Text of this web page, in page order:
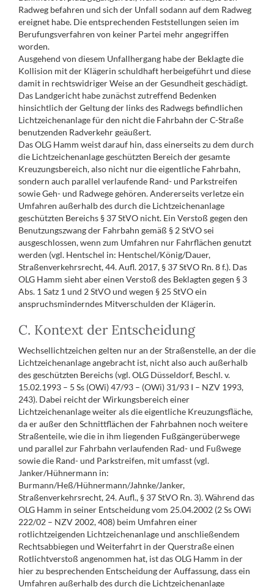
Radweg befahren und sich der Unfall sodann auf dem Radweg
ereignet habe. Die entsprechenden Feststellungen seien im
Berufungsverfahren von keiner Partei mehr angegriffen
worden.
Ausgehend von diesem Unfallhergang habe der Beklagte die
Kollision mit der Klägerin schuldhaft herbeigeführt und diese
damit in rechtswidriger Weise an der Gesundheit geschädigt.
Das Landgericht habe zunächst zutreffend Bedenken
hinsichtlich der Geltung der links des Radwegs befindlichen
Lichtzeichenanlage für den nicht die Fahrbahn der C-Straße
benutzenden Radverkehr geäußert.
Das OLG Hamm weist darauf hin, dass einerseits zu dem durch
die Lichtzeichenanlage geschützten Bereich der gesamte
Kreuzungsbereich, also nicht nur die eigentliche Fahrbahn,
sondern auch parallel verlaufende Rand- und Parkstreifen
sowie Geh- und Radwege gehören. Andererseits verletze ein
Umfahren außerhalb des durch die Lichtzeichenanlage
geschützten Bereichs § 37 StVO nicht. Ein Verstoß gegen den
Benutzungszwang der Fahrbahn gemäß § 2 StVO sei
ausgeschlossen, wenn zum Umfahren nur Fahrflächen genutzt
werden (vgl. Hentschel in: Hentschel/König/Dauer,
Straßenverkehrsrecht, 44. Aufl. 2017, § 37 StVO Rn. 8 f.). Das
OLG Hamm sieht aber einen Verstoß des Beklagten gegen § 3
Abs. 1 Satz 1 und 2 StVO und wegen § 25 StVO ein
anspruchsminderndes Mitverschulden der Klägerin.
C. Kontext der Entscheidung
Wechsellichtzeichen gelten nur an der Straßenstelle, an der die
Lichtzeichenanlage angebracht ist, nicht also auch außerhalb
des geschützten Bereichs (vgl. OLG Düsseldorf, Beschl. v.
15.02.1993 – 5 Ss (OWi) 47/93 – (OWi) 31/93 I – NZV 1993,
243). Dabei reicht der Wirkungsbereich einer
Lichtzeichenanlage weiter als die eigentliche Kreuzungsfläche,
da er außer den Schnittflächen der Fahrbahnen noch weitere
Straßenteile, wie die in ihm liegenden Fußgängerüberwege
und parallel zur Fahrbahn verlaufenden Rad- und Fußwege
sowie die Rand- und Parkstreifen, mit umfasst (vgl.
Janker/Hühnermann in:
Burmann/Heß/Hühnermann/Jahnke/Janker,
Straßenverkehrsrecht, 24. Aufl., § 37 StVO Rn. 3). Während das
OLG Hamm in seiner Entscheidung vom 25.04.2002 (2 Ss OWi
222/02 – NZV 2002, 408) beim Umfahren einer
rotlichtzeigenden Lichtzeichenanlage und anschließendem
Rechtsabbiegen und Weiterfahrt in der Querstraße einen
Rotlichtverstoß angenommen hat, ist das OLG Hamm in der
hier zu besprechenden Entscheidung der Auffassung, dass ein
Umfahren außerhalb des durch die Lichtzeichenanlage